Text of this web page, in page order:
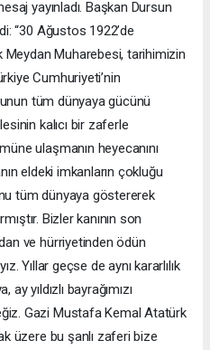
yayınladı. Başkan Dursun
“30 Ağustos 1922’de
Meydan Muharebesi, tarihimizin
Cumhuriyeti’nin
tüm dünyaya gücünü
kalıcı bir zaferle
ulaşmanın heyecanını
eldeki imkanların çokluğu
tüm dünyaya göstererek
Bizler kanının son
ve hürriyetinden ödün
Yıllar geçse de aynı kararlılık
yıldızlı bayrağımızı
Gazi Mustafa Kemal Atatürk
üzere bu şanlı zaferi bize